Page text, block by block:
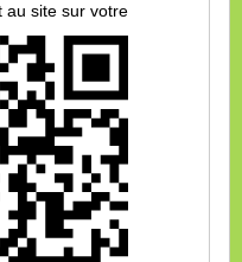
au site sur votre